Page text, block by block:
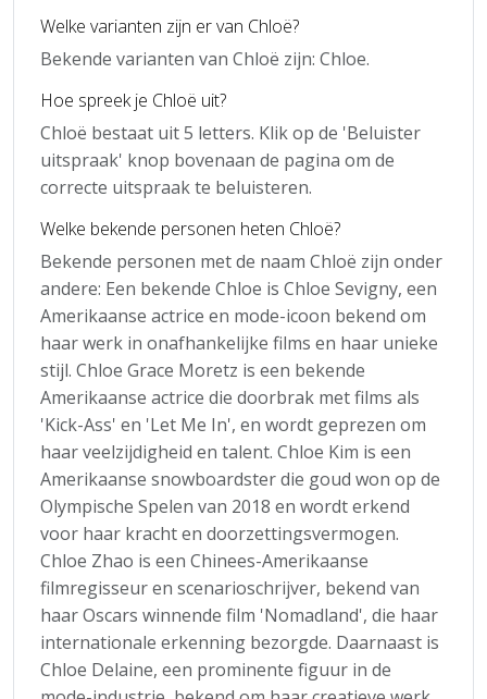
Welke varianten zijn er van Chloë?
Bekende varianten van Chloë zijn: Chloe.
Hoe spreek je Chloë uit?
Chloë bestaat uit 5 letters. Klik op de 'Beluister
uitspraak' knop bovenaan de pagina om de
correcte uitspraak te beluisteren.
Welke bekende personen heten Chloë?
Bekende personen met de naam Chloë zijn onder
andere: Een bekende Chloe is Chloe Sevigny, een
Amerikaanse actrice en mode-icoon bekend om
haar werk in onafhankelijke films en haar unieke
stijl. Chloe Grace Moretz is een bekende
Amerikaanse actrice die doorbrak met films als
'Kick-Ass' en 'Let Me In', en wordt geprezen om
haar veelzijdigheid en talent. Chloe Kim is een
Amerikaanse snowboardster die goud won op de
Olympische Spelen van 2018 en wordt erkend
voor haar kracht en doorzettingsvermogen.
Chloe Zhao is een Chinees-Amerikaanse
filmregisseur en scenarioschrijver, bekend van
haar Oscars winnende film 'Nomadland', die haar
internationale erkenning bezorgde. Daarnaast is
Chloe Delaine, een prominente figuur in de